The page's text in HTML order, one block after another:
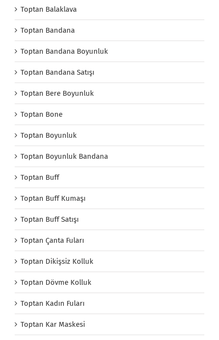
Toptan Balaklava
Toptan Bandana
Toptan Bandana Boyunluk
Toptan Bandana Satışı
Toptan Bere Boyunluk
Toptan Bone
Toptan Boyunluk
Toptan Boyunluk Bandana
Toptan Buff
Toptan Buff Kumaşı
Toptan Buff Satışı
Toptan Çanta Fuları
Toptan Dikişsiz Kolluk
Toptan Dövme Kolluk
Toptan Kadın Fuları
Toptan Kar Maskesi